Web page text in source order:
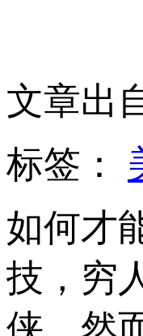
文章出
标签：
如何才
技，穷